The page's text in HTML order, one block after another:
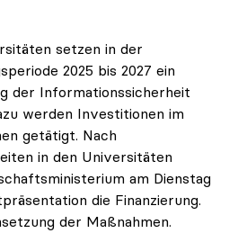
setzen in der
2025 bis 2027 ein
der Informationssicherheit
werden Investitionen im
getätigt. Nach
in den Universitäten
am Dienstag
die Finanzierung.
der Maßnahmen.